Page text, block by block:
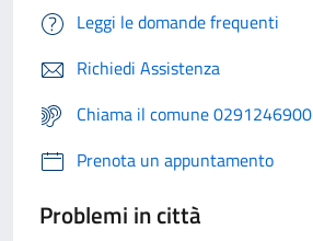
Leggi le domande frequenti
Richiedi Assistenza
Chiama il comune 0291246900
Prenota un appuntamento
Problemi in città